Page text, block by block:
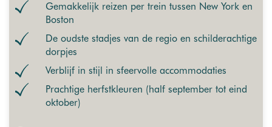
Gemakkelijk reizen per trein tussen New York en
Boston
De oudste stadjes van de regio en schilderachtige
dorpjes
Verblijf in stijl in sfeervolle accommodaties
Prachtige herfstkleuren (half september tot eind
oktober)